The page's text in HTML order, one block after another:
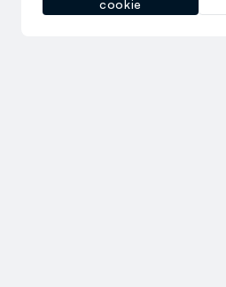
cookie